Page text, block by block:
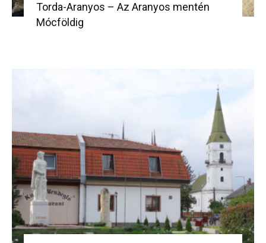
Torda-Aranyos – Az Aranyos mentén
Mócföldig